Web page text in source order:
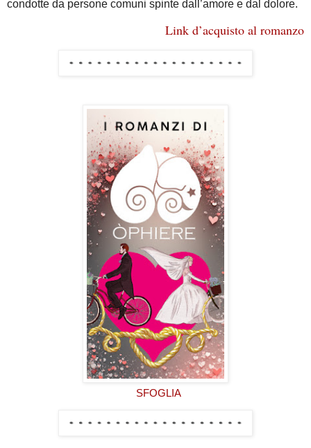
condotte da persone comuni spinte dall’amore e dal dolore.
Link d’acquisto al romanzo
SFOGLIA